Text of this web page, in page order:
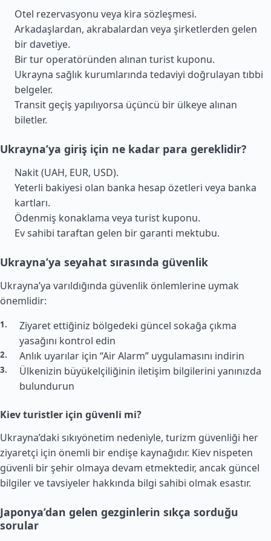
Otel rezervasyonu veya kira sözleşmesi.
Arkadaşlardan, akrabalardan veya şirketlerden gelen
bir davetiye.
Bir tur operatöründen alınan turist kuponu.
Ukrayna sağlık kurumlarında tedaviyi doğrulayan tıbbi
belgeler.
Transit geçiş yapılıyorsa üçüncü bir ülkeye alınan
biletler.
Ukrayna’ya giriş için ne kadar para gereklidir?
Nakit (UAH, EUR, USD).
Yeterli bakiyesi olan banka hesap özetleri veya banka
kartları.
Ödenmiş konaklama veya turist kuponu.
Ev sahibi taraftan gelen bir garanti mektubu.
Ukrayna’ya seyahat sırasında güvenlik
Ukrayna’ya varıldığında güvenlik önlemlerine uymak
önemlidir:
Ziyaret ettiğiniz bölgedeki güncel sokağa çıkma
yasağını kontrol edin
Anlık uyarılar için “Air Alarm” uygulamasını indirin
Ülkenizin büyükelçiliğinin iletişim bilgilerini yanınızda
bulundurun
Kiev turistler için güvenli mi?
Ukrayna’daki sıkıyönetim nedeniyle, turizm güvenliği her
ziyaretçi için önemli bir endişe kaynağıdır. Kiev nispeten
güvenli bir şehir olmaya devam etmektedir, ancak güncel
bilgiler ve tavsiyeler hakkında bilgi sahibi olmak esastır.
Japonya’dan gelen gezginlerin sıkça sorduğu
sorular